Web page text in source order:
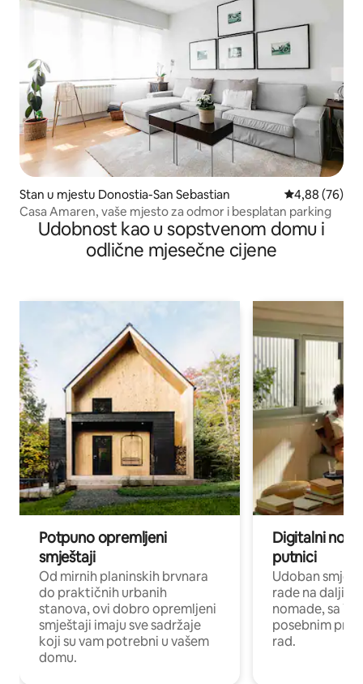
Stan u mjestu Donostia-San Sebastian prosječna
4,88 (76)
Casa Amaren, vaše mjesto za odmor i besplatan parking
Udobnost kao u sopstvenom domu i
odlične mjesečne cijene
Potpuno opremljeni
smještaji
Od mirnih planinskih brvnara
do praktičnih urbanih
stanova, ovi dobro opremljeni
smještaji imaju sve sadržaje
koji su vam potrebni u vašem
domu.
Digitalni
putnici
Udoban
rade na
nomade, sa
posebnim
rad.